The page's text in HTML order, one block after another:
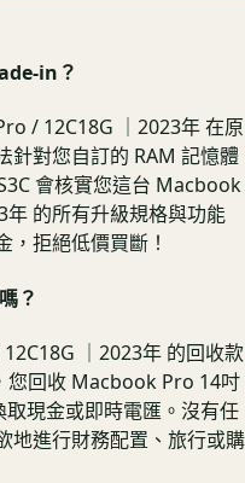
in？
/ 12C18G ｜2023年 在原
針對您自訂的 RAM 記憶體
會核實您這台 Macbook
的所有升級規格與功能
拒絕低價買斷！
？
｜2023年 的回收款
您回收 Macbook Pro 14吋
現金或即時電匯。沒有任
地進行財務配置、旅行或購